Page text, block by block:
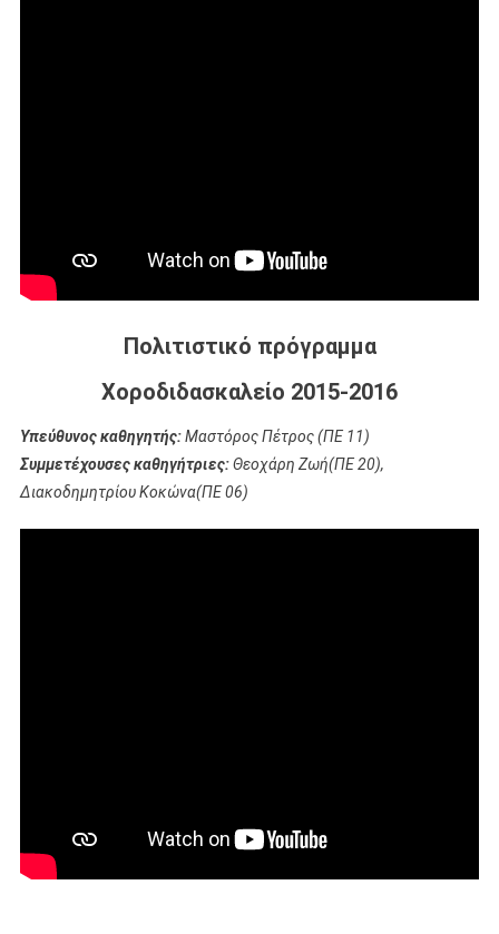
Πολιτιστικό πρόγραμμα
Χοροδιδασκαλείο 2015-2016
Υπεύθυνος καθηγητής:Μαστόρος Πέτρος (ΠΕ 11)
Συμμετέχουσες καθηγήτριες:Θεοχάρη Ζωή(ΠΕ 20),
Διακοδημητρίου Κοκώνα(ΠΕ 06)